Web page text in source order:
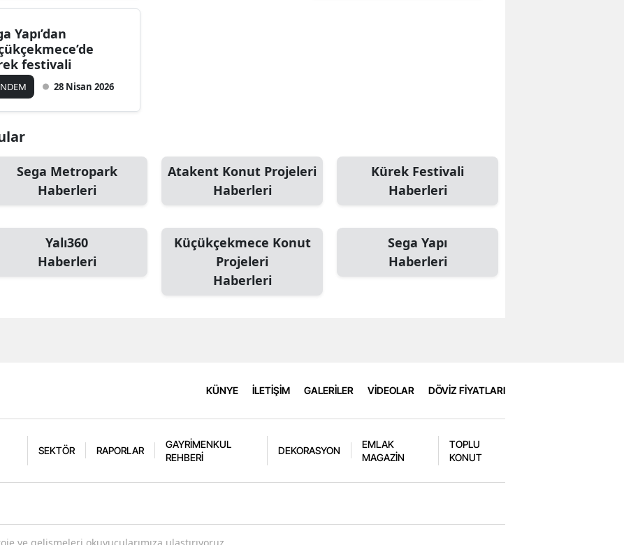
Yapı’dan
festivali
28 Nisan 2026
Sega Metropark
Haberleri
Atakent Konut Projeleri
Haberleri
Kürek Festivali
Haberleri
Yalı360
Haberleri
Küçükçekmece Konut
Projeleri
Haberleri
Sega Yapı
Haberleri
KÜNYE İLETİŞİM GALERİLER VİDEOLAR DÖVİZ FİYATLARI
SEKTÖR RAPORLAR
GAYRİMENKUL
REHBERİ
DEKORASYON
EMLAK
MAGAZİN
TOPLU
KONUT
ve gelişmeleri okuyucularımıza ulaştırıyoruz.